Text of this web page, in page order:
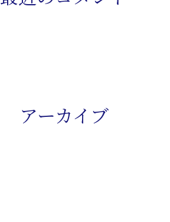
アーカイブ